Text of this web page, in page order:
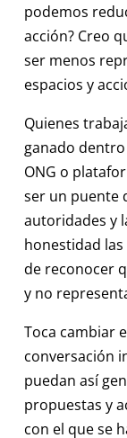
podemos
acción? Creo
ser menos
espacios y
Quienes
ganado
ONG o
ser un puente
autoridades y
honestidad
de reconocer
y no
Toca cambiar
conversación
puedan así
propuestas y
con el que se